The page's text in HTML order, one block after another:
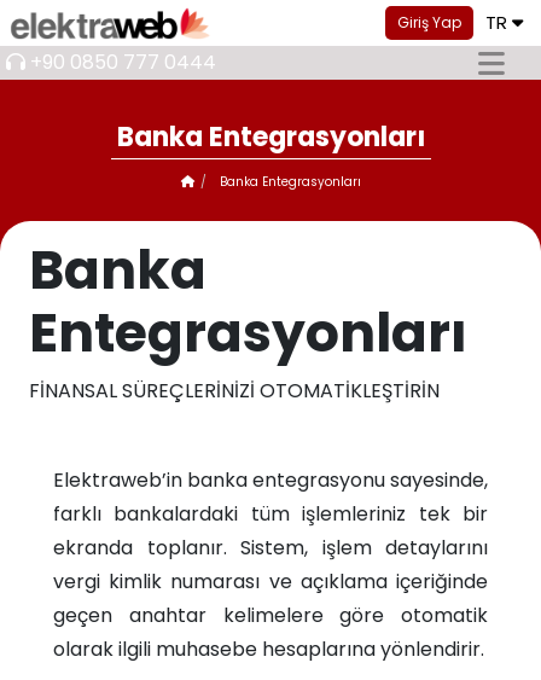
Giriş Yap TR
+90 0850 777 0444
Banka Entegrasyonları
Banka Entegrasyonları
Banka
Entegrasyonları
FİNANSAL SÜREÇLERİNİZİ OTOMATİKLEŞTİRİN
Elektraweb’in banka entegrasyonu sayesinde,
farklı bankalardaki tüm işlemleriniz tek bir
ekranda toplanır. Sistem, işlem detaylarını
vergi kimlik numarası ve açıklama içeriğinde
geçen anahtar kelimelere göre otomatik
olarak ilgili muhasebe hesaplarına yönlendirir.​